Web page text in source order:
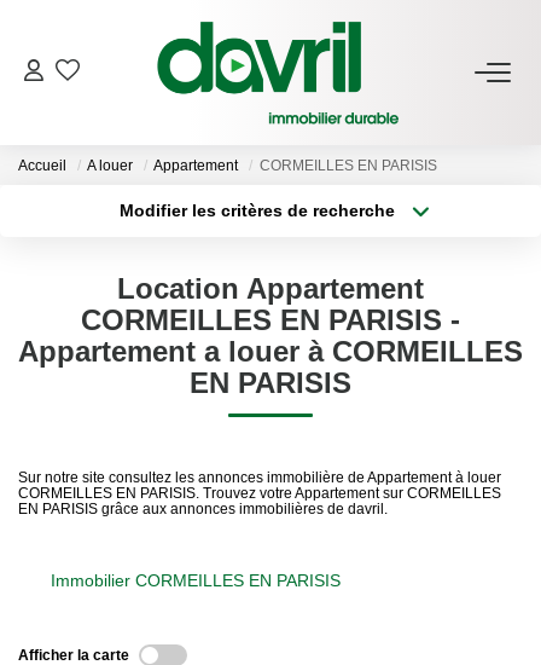
NOS BIENS
Gérés À Vendre
GESTION LOCATIVE
ESTIMATION LOCATIVE
Qui Sommes-Nous
Nos Actualités
Accueil A louer Appartement CORMEILLES EN PARISIS
Modifier les critères de recherche
Sélectionnez...
Surface min
Budget max Plus de critères
Location Appartement
CORMEILLES EN PARISIS -
Appartement a louer à CORMEILLES
EN PARISIS
Sur notre site consultez les annonces immobilière de Appartement à louer
CORMEILLES EN PARISIS. Trouvez votre Appartement sur CORMEILLES
EN PARISIS grâce aux annonces immobilières de davril.
Immobilier CORMEILLES EN PARISIS
Afficher la carte